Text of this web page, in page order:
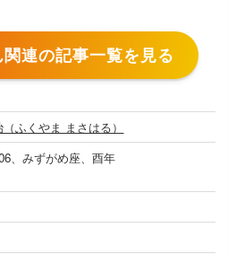
連の記事一覧を見る
ふくやま まさはる）
、みずがめ座、酉年